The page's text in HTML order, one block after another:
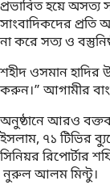
প্রভাবিত হয়ে অসত্য
সাংবাদিকদের
না করে সত্য ও
শহীদ ওসমান হাদির
করুন।” আগামীর
অনুষ্ঠানে আরও
ইসলাম, ৭১ টিভির
সিনিয়র রিপোর্টার
নুরুল আলম মিন্টু।